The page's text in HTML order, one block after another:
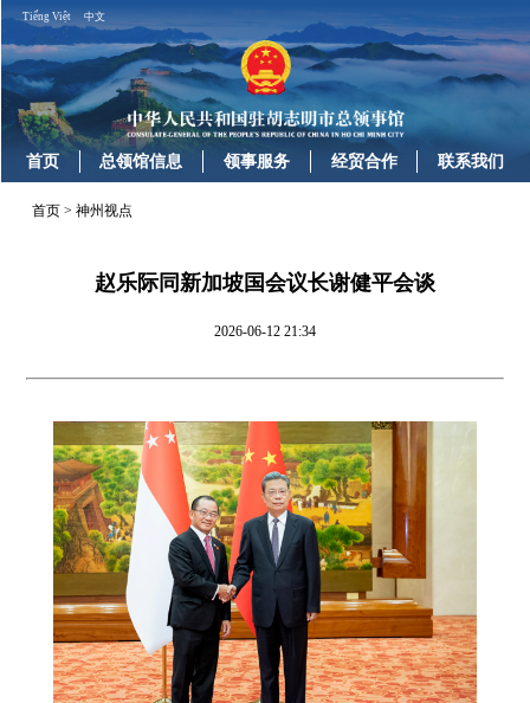
Tiếng Việt 中文
首页 总领馆信息 领事服务 经贸合作 联系我们
首页 >神州视点
赵乐际同新加坡国会议长谢健平会谈
2026-06-12 21:34